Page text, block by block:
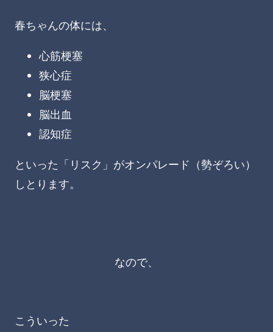
春ちゃんの体には、
心筋梗塞
狭心症
脳梗塞
脳出血
認知症
といった「リスク」がオンパレード（勢ぞろい）
しとります。
なので、
こういった